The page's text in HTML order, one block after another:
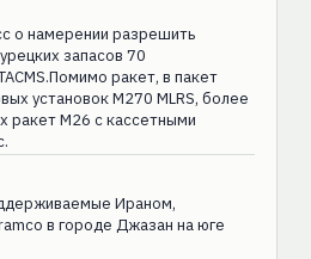
о намерении разрешить
запасов 70
ракет, в пакет
установок M270 MLRS, более
ракет M26 с кассетными
Ираном,
в городе Джазан на юге